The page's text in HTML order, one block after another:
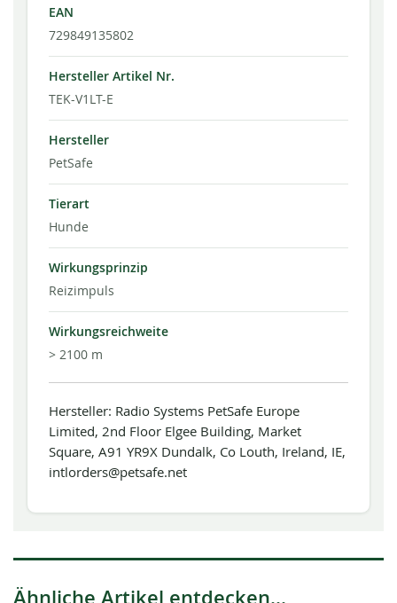
EAN
729849135802
Hersteller Artikel Nr.
TEK-V1LT-E
Hersteller
PetSafe
Tierart
Hunde
Wirkungsprinzip
Reizimpuls
Wirkungsreichweite
> 2100 m
Hersteller: Radio Systems PetSafe Europe
Limited, 2nd Floor Elgee Building, Market
Square, A91 YR9X Dundalk, Co Louth, Ireland, IE,
intlorders@petsafe.net
Ähnliche Artikel entdecken...